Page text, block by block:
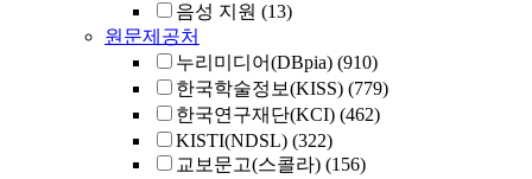
음성 지원 (13)
원문제공처
누리미디어(DBpia) (910)
한국학술정보(KISS) (779)
한국연구재단(KCI) (462)
KISTI(NDSL) (322)
교보문고(스콜라) (156)